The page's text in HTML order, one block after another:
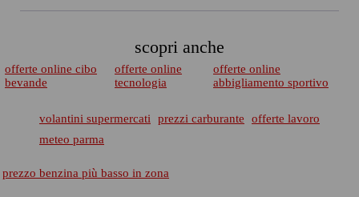
scopri anche
offerte online cibo
bevande
offerte online
tecnologia
offerte online
abbigliamento sportivo
volantini supermercati prezzi carburante
offerte lavoro
meteo parma
prezzo benzina più basso in zona